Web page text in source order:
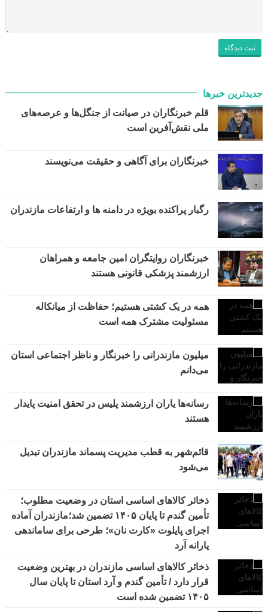
جدیدترین خبرها
قلم خبرنگاران در صیانت از جنگل‌ها و عرصه‌های
ملی نقش‌آفرین است
خبرنگاران برای آگاهی و حقیقت می‌نویسند
رگبار پراکنده بویژه در دامنه ها و ارتفاعات مازندران
خبرنگاران روایتگران امین جامعه و همراهان
ارزشمند پزشکی قانونی هستند
همه در یک کشتی هستیم؛ حفاظت از میانکاله
مسئولیت مشترک همه است
میلیون مازندرانی را خبرنگار و ناظر اجتماعی استان
می‌دانم
رسانه‌ها یاران ارزشمند پلیس در تحقق امنیت پایدار
هستند
قائم‌شهر به قطب مدیریت پسماند مازندران تبدیل
می‌شود
ذخائر کالاهای اساسی استان در وضعیت مطلوب؛
تأمین گندم تا پایان ۱۴۰۵ تضمین شد؛مازندران آماده
اجرای پایلوت «کارت نان»؛ طرحی برای ساماندهی
یارانه آرد
ذخائر کالاهای اساسی مازندران در بهترین وضعیت
قرار دارد / تأمین گندم و آرد استان تا پایان سال
۱۴۰۵ تضمین شده است